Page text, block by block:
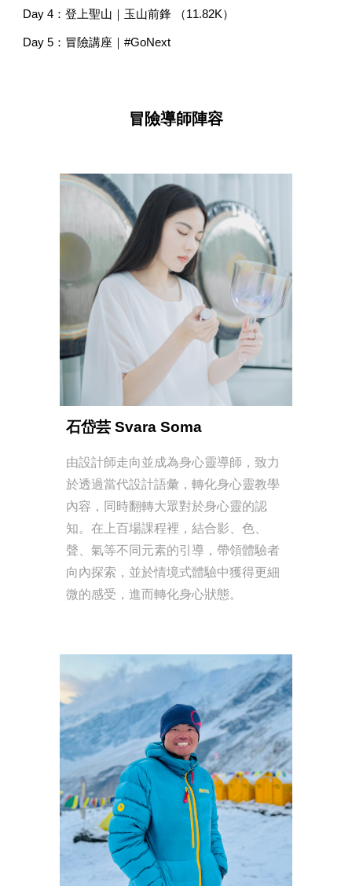
Day 4：登上聖山｜玉山前鋒 （11.82K）
Day 5：冒險講座｜#GoNext
冒險導師陣容
石岱芸 Svara Soma
由設計師走向並成為身心靈導師，致力
於透過當代設計語彙，轉化身心靈教學
內容，同時翻轉大眾對於身心靈的認
知。在上百場課程裡，結合影、色、
聲、氣等不同元素的引導，帶領體驗者
向內探索，並於情境式體驗中獲得更細
微的感受，進而轉化身心狀態。